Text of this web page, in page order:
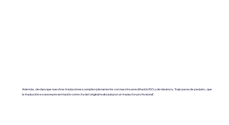
Además, declara que nuestras traducciones cumplen plenamente con nuestra acreditación ISO y declaramos, "bajo pena de perjurio, que
la traducción es una representación correcta del original realizada por un traductor profesional".